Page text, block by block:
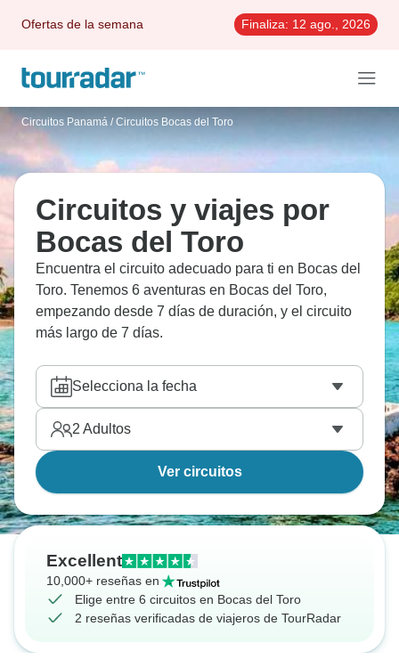
Ofertas de la semana Finaliza: 12 ago., 2026
Circuitos Panamá / Circuitos Bocas del Toro
Circuitos y viajes por
Bocas del Toro
Encuentra el circuito adecuado para ti en Bocas del
Toro. Tenemos 6 aventuras en Bocas del Toro,
empezando desde 7 días de duración, y el circuito
más largo de 7 días.
Selecciona la fecha
2 Adultos
Ver circuitos
Excellent
10,000+ reseñas en
Elige entre 6 circuitos en Bocas del Toro
2 reseñas verificadas de viajeros de TourRadar